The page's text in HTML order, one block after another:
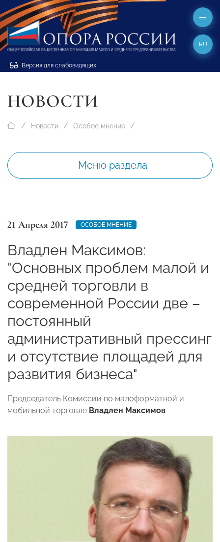
Версия для слабовидящих
RU
НОВОСТИ
Новости Особое мнение
Меню раздела
21 Апреля 2017 ОСОБОЕ МНЕНИЕ
Владлен Максимов:
"Основных проблем малой и
средней торговли в
современной России две –
постоянный
административный прессинг
и отсутствие площадей для
развития бизнеса"
Председатель Комиссии по малоформатной и
мобильной торговле Владлен Максимов